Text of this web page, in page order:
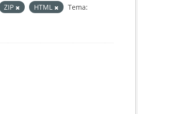
ZIP HTML
Tema: